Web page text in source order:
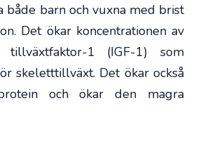
både barn och vuxna med brist
Det ökar koncentrationen av
tillväxtfaktor-1 (IGF-1) som
skeletttillväxt. Det ökar också
och ökar den magra